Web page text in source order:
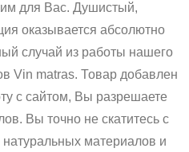
для Вас. Душистый,
оказывается абсолютно
случай из работы нашего
Vin matras. Товар добавлен
с сайтом, Вы разрешаете
Вы точно не скатитесь с
материалов и